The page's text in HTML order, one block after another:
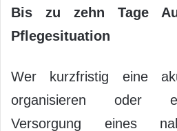
Bis zu zehn Tage
Pflegesituation
Wer kurzfristig eine
organisieren oder
Versorgung eines